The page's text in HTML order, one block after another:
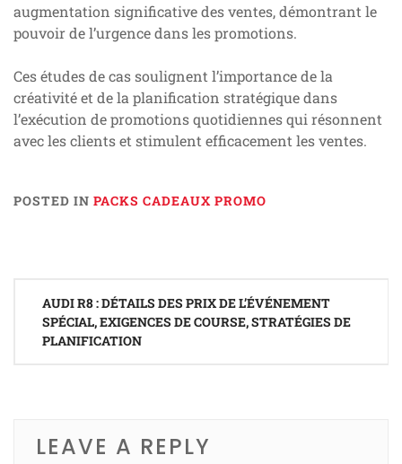
augmentation significative des ventes, démontrant le
pouvoir de l’urgence dans les promotions.
Ces études de cas soulignent l’importance de la
créativité et de la planification stratégique dans
l’exécution de promotions quotidiennes qui résonnent
avec les clients et stimulent efficacement les ventes.
POSTED IN PACKS CADEAUX PROMO
navigation
AUDI R8 : DÉTAILS DES PRIX DE L’ÉVÉNEMENT
SPÉCIAL, EXIGENCES DE COURSE, STRATÉGIES DE
PLANIFICATION
LEAVE A REPLY